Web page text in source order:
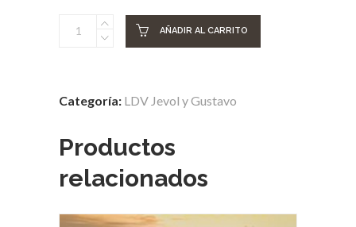
Julio
quantity
AÑADIR AL CARRITO
Categoría: LDV Jevol y Gustavo
Productos
relacionados